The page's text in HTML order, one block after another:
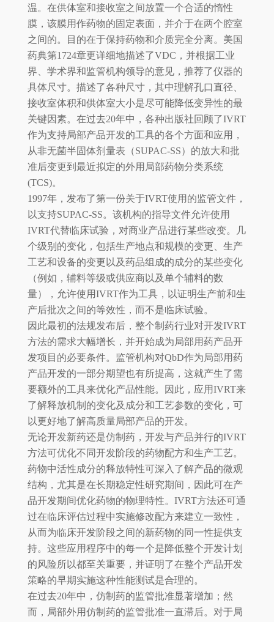
温。在供体室和接收室之间放置一个合适的惰性
膜，该膜用作药物的固定表面，并介于在两个腔室
之间的。目的在于保持药物和介质完全分离。美国
药典第1724章更详细地描述了VDC，并根据工业
界、学术界和监管机构领导的意见，推荐了仪器的
具体尺寸。描述了各种尺寸，其中理解孔口直径、
接收室体积和供体室大小是尽可能降低变异性的最
关键因素。在过去20年中，各种出版社回顾了IVRT
作为支持局部产品开发的工具的各个方面和应用，
从非无菌半固体剂量表（SUPAC-SS）的放大和批
准后变更到最近拟定的外用局部药物分类系统
(TCS)。
1997年，发布了第一份关于IVRT使用的监管文件，
以支持SUPAC-SS。该机构的指导文件允许使用
IVRT代替临床试验，对商业产品进行某些改变。几
个级别的变化，包括生产地点和规模的变更、生产
工艺和设备的变更以及药品组成的成分的某些变化
（例如，辅料等级或供应商以及单个辅料的数
量），允许使用IVRT作为工具，以证明生产前和生
产后批次之间的等效性，而不是临床试验。
因此最初的法规发布后，整个制药行业对开发IVRT
方法的需求大幅增长，并开始成为局部用药产品开
发项目的必要条件。监管机构对QbD作为局部用药
产品开发的一部分期望也有所提高，这就产生了需
要额外的工具来优化产品性能。因此，应用IVRT来
了解释放机制的变化及成分和工艺参数的变化，可
以更好地了解高质量局部产品的开发。
无论开发新药还是仿制药，开发与产品并行的IVRT
方法可优化不同开发阶段的药物配方和生产工艺。
药物中活性成分的释放特性可深入了解产品的微观
结构，尤其是在长期稳定性研究期间，因此可在产
品开发期间优化药物的物理特性。IVRT方法还可通
过在临床评估过程中实施修改配方来建立一致性，
从而为临床开发阶段之间的新药物的同一性提供支
持。这些应用程序中的每一个是降低整个开发计划
的风险所以都至关重要，并证明了在整个产品开发
策略的早期实施这种性能测试是合理的。
在过去20年中，仿制药的监管批准显著增加；然
而，局部外用仿制药的监管批准一直滞后。对于局